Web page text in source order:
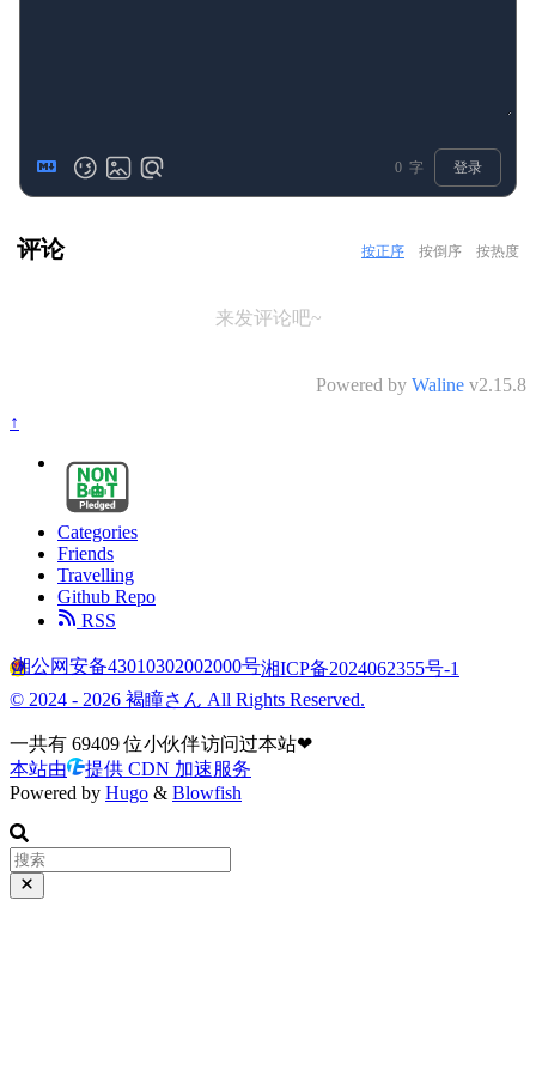
0 字 登录
评论 按正序 按倒序 按热度
来发评论吧~
Powered by Waline v2.15.8
↑
Categories
Friends
Travelling
Github Repo
RSS
湘公网安备43010302002000号湘ICP备2024062355号-1
© 2024 - 2026 褐瞳さん All Rights Reserved.
一共有 69409位小伙伴访问过本站❤
本站由
提供 CDN 加速服务
Powered by Hugo & Blowfish